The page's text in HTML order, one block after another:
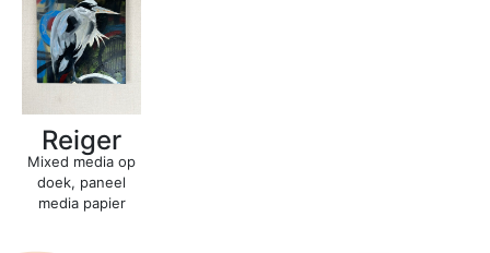
Reiger
Mixed media op
doek, paneel
media papier